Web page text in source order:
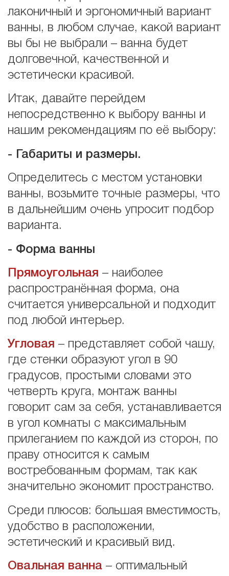
лаконичный и эргономичный вариант
ванны, в любом случае, какой вариант
вы бы не выбрали – ванна будет
долговечной, качественной и
эстетически красивой.
Итак, давайте перейдем
непосредственно к выбору ванны и
нашим рекомендациям по её выбору:
- Габариты и размеры.
Определитесь с местом установки
ванны, возьмите точные размеры, что
в дальнейшим очень упросит подбор
варианта.
- Форма ванны
Прямоугольная – наиболее
распространённая форма, она
считается универсальной и подходит
под любой интерьер.
Угловая – представляет собой чашу,
где стенки образуют угол в 90
градусов, простыми словами это
четверть круга, монтаж ванны
говорит сам за себя, устанавливается
в угол комнаты с максимальным
прилеганием по каждой из сторон, по
праву относится к самым
востребованным формам, так как
значительно экономит пространство.
Среди плюсов: большая вместимость,
удобство в расположении,
эстетический и красивый вид.
Овальная ванна – оптимальный